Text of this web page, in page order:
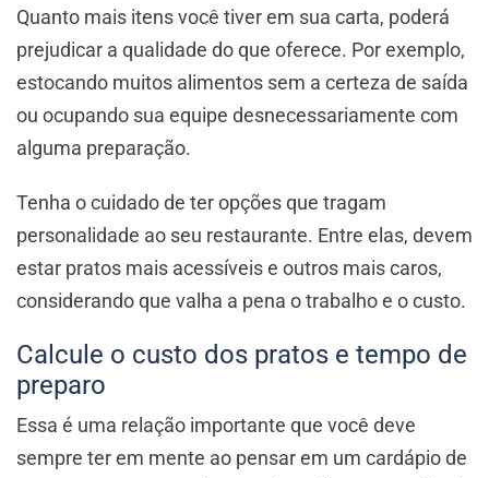
Quanto mais itens você tiver em sua carta, poderá
prejudicar a qualidade do que oferece. Por exemplo,
estocando muitos alimentos sem a certeza de saída
ou ocupando sua equipe desnecessariamente com
alguma preparação.
Tenha o cuidado de ter opções que tragam
personalidade ao seu restaurante. Entre elas, devem
estar pratos mais acessíveis e outros mais caros,
considerando que valha a pena o trabalho e o custo.
Calcule o custo dos pratos e tempo de
preparo
Essa é uma relação importante que você deve
sempre ter em mente ao pensar em um cardápio de